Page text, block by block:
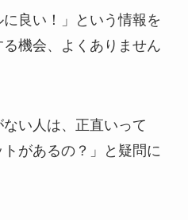
に良い！」という情報を
機会、よくありません
い人は、正直いって
トがあるの？」と疑問に